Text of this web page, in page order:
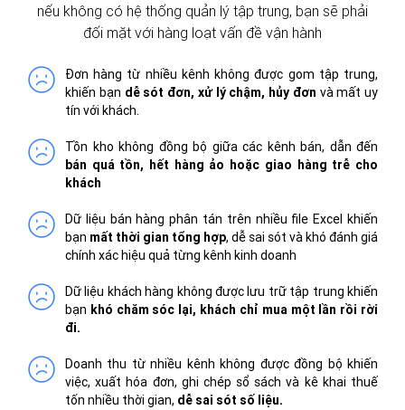
nếu không có hệ thống quản lý tập trung, bạn sẽ phải
đối mặt với hàng loạt vấn đề vận hành
Đơn hàng từ nhiều kênh không được gom tập trung,
khiến bạn dễ sót đơn, xử lý chậm, hủy đơn và mất uy
tín với khách.
Tồn kho không đồng bộ giữa các kênh bán, dẫn đến
bán quá tồn, hết hàng ảo hoặc giao hàng trễ cho
khách
Dữ liệu bán hàng phân tán trên nhiều file Excel khiến
bạn mất thời gian tổng hợp, dễ sai sót và khó đánh giá
chính xác hiệu quả từng kênh kinh doanh
Dữ liệu khách hàng không được lưu trữ tập trung khiến
bạn khó chăm sóc lại, khách chỉ mua một lần rồi rời
đi.
Doanh thu từ nhiều kênh không được đồng bộ khiến
việc, xuất hóa đơn, ghi chép sổ sách và kê khai thuế
tốn nhiều thời gian, dễ sai sót số liệu.